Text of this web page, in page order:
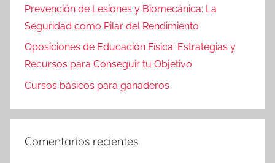
Prevención de Lesiones y Biomecánica: La
Seguridad como Pilar del Rendimiento
Oposiciones de Educación Física: Estrategias y
Recursos para Conseguir tu Objetivo
Cursos básicos para ganaderos
Comentarios recientes